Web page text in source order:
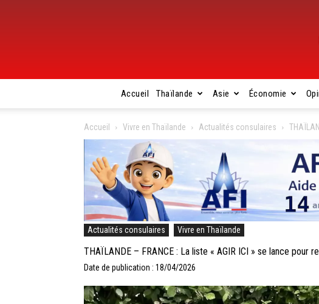
Accueil Thaïlande Asie Économie
Accueil Vivre en Thaïlande Actualités consulaires
Actualités consulaires Vivre en Thaïlande
THAÏLANDE – FRANCE : La liste « AGIR ICI » se lance pour
Date de publication : 18/04/2026